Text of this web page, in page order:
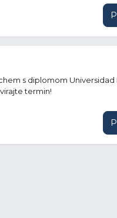
s diplomom Universidad
termin!